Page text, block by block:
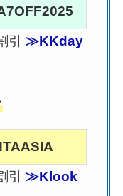
引 ≫KKday
引 ≫Klook